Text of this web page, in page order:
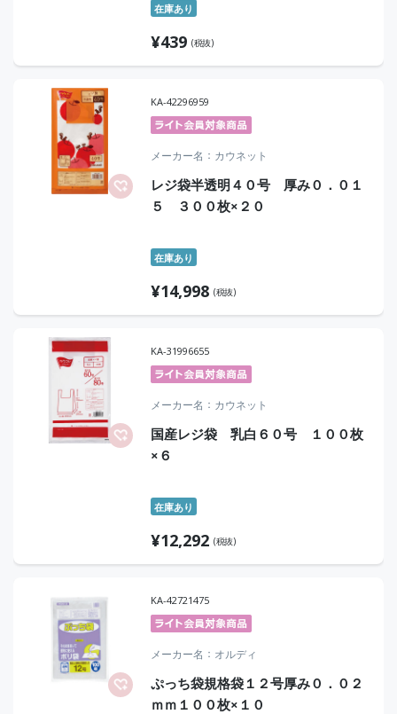
在庫あり
¥439 (税抜)
KA-42296959
メーカー名 カウネット
レジ袋半透明４０号 厚み０．０１
５ ３００枚×２０
在庫あり
¥14,998 (税抜)
KA-31996655
メーカー名 カウネット
国産レジ袋 乳白６０号 １００枚
×６
在庫あり
¥12,292 (税抜)
KA-42721475
メーカー名 オルディ
ぷっち袋規格袋１２号厚み０．０２
ｍｍ１００枚×１０